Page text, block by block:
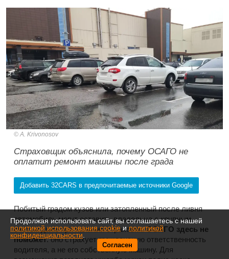
A. Krivonosov
Страховщик объяснила, почему ОСАГО не
оплатит ремонт машины после града
Добавить 32CARS в предпочитаемые источники Google
Побитый градом кузов или затопленный после ливня
автомобиль могут оставить владельца с крупным
счетом даже при наличии страховки.ОСАГО здесь не
поможет: оно страхует гражданскую ответственность
водителя, а не его собственную машину. Для
Продолжая использовать сайт, вы соглашаетесь с нашей
политикой использования cookieиполитикой
конфиденциальности
Согласен